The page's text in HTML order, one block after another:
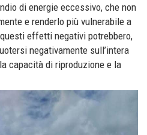
di energie eccessivo, che non
e renderlo più vulnerabile a
effetti negativi potrebbero,
negativamente sull’intera
capacità di riproduzione e la